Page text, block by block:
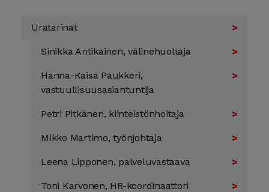
Uratarinat
Sinikka Antikainen, välinehuoltaja
Hanna-Kaisa Paukkeri,
vastuullisuusasiantuntija
Petri Pitkänen, kiinteistönhoitaja
Mikko Martimo, työn­johtaja
Leena Lipponen, palvelu­vastaava
Toni Karvonen, HR-­koordi­naattori